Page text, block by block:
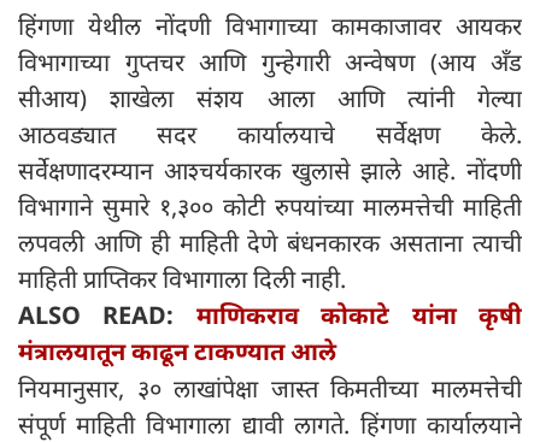
हिंगणा येथील नोंदणी विभागाच्या कामकाजावर आयकर
विभागाच्या गुप्तचर आणि गुन्हेगारी अन्वेषण (आय अँड
सीआय) शाखेला संशय आला आणि त्यांनी गेल्या
आठवड्यात सदर कार्यालयाचे सर्वेक्षण केले.
सर्वेक्षणादरम्यान आश्चर्यकारक खुलासे झाले आहे. नोंदणी
विभागाने सुमारे १,३०० कोटी रुपयांच्या मालमत्तेची माहिती
लपवली आणि ही माहिती देणे बंधनकारक असताना त्याची
माहिती प्राप्तिकर विभागाला दिली नाही.
ALSO READ: माणिकराव कोकाटे यांना कृषी
मंत्रालयातून काढून टाकण्यात आले
नियमानुसार, ३० लाखांपेक्षा जास्त किमतीच्या मालमत्तेची
संपूर्ण माहिती विभागाला द्यावी लागते. हिंगणा कार्यालयाने